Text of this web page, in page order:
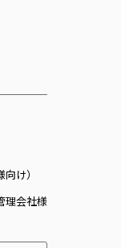
け）
理会社様